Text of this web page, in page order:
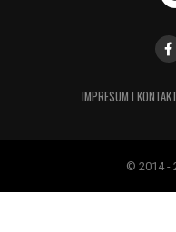
IMPRESUM I KONTAKT
© 2014 -